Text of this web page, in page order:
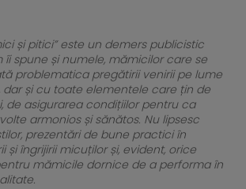
și pitici” este un demers publicistic
îi spune și numele, mămicilor care se
problematica pregătirii venirii pe lume
și cu toate elementele care țin de
de asigurarea condițiilor pentru ca
armonios și sănătos. Nu lipsesc
prezentări de bune practici în
și îngrijirii micuților și, evident, orice
mămicile dornice de a performa în